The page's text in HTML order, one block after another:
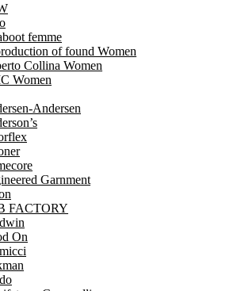
femme
of found Women
Collina Women
Women
Andersen
Garnment
FACTORY
On